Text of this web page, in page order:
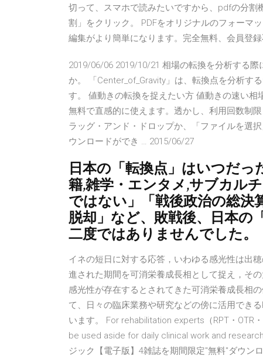
切って、スマホで読みたいですから、pdfの分割
割」をクリック。 PDFをオリジナルのフォーマ
編集がより簡単になります。完全無料、会員登録
2019/06/06 2019/10/21 相場の転換を分析する
か。 「Center_of_Gravity」は、転換点を分析す
す。 値動きの転換を捉えたい方 値動きの速い相
無料で直感的に使えます。透かし、利用回数制
ラッグ・アンド・ドロップか、「ファイルを選
ウンロードができ … 2015/06/27
日本の「転換点」はいつだっ
籍,雑学・エンタメ,サブカル
ではない」「戦後政治の総決
脱却」など、敗戦後、日本の
二度ではありませんでした。
イネの短日に対する応答，いわゆる感光性は出
進された期間を可消栄養成長相として捉え，そ
感光性が存在するとされてきた可消栄養成長相
て、日々の臨床業務や研究などの傍に活用でき
います。 For rehabilitation experts（RPT・OTR
be used aside for daily clinical work and
ジック【電子版】4雑誌を期間限定"無料"ダウ